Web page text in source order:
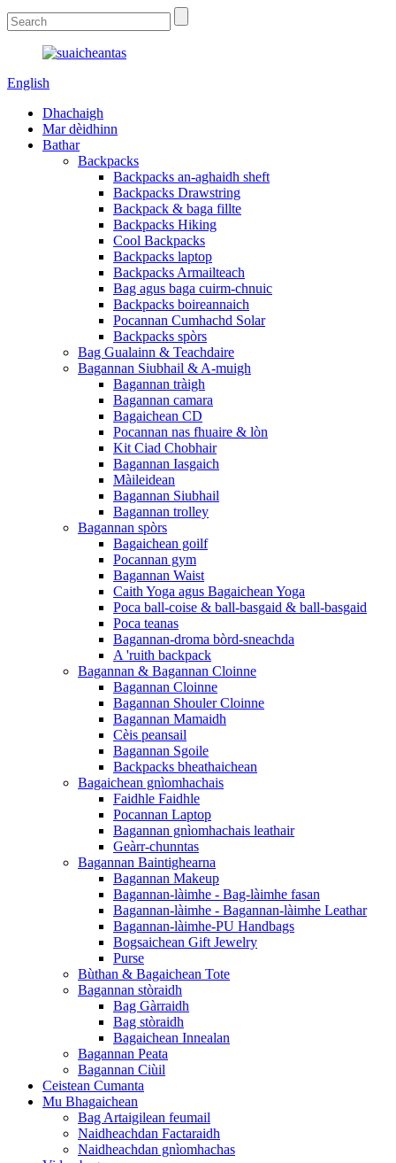
English
Dhachaigh
Mar dèidhinn
Bathar
Backpacks
Backpacks an-aghaidh sheft
Backpacks Drawstring
Backpack & baga fillte
Backpacks Hiking
Cool Backpacks
Backpacks laptop
Backpacks Armailteach
Bag agus baga cuirm-chnuic
Backpacks boireannaich
Pocannan Cumhachd Solar
Backpacks spòrs
Bag Gualainn & Teachdaire
Bagannan Siubhail & A-muigh
Bagannan tràigh
Bagannan camara
Bagaichean CD
Pocannan nas fhuaire & lòn
Kit Ciad Chobhair
Bagannan Iasgaich
Màileidean
Bagannan Siubhail
Bagannan trolley
Bagannan spòrs
Bagaichean goilf
Pocannan gym
Bagannan Waist
Caith Yoga agus Bagaichean Yoga
Poca ball-coise & ball-basgaid & ball-basgaid
Poca teanas
Bagannan-droma bòrd-sneachda
A 'ruith backpack
Bagannan & Bagannan Cloinne
Bagannan Cloinne
Bagannan Shouler Cloinne
Bagannan Mamaidh
Cèis peansail
Bagannan Sgoile
Backpacks bheathaichean
Bagaichean gnìomhachais
Faidhle Faidhle
Pocannan Laptop
Bagannan gnìomhachais leathair
Geàrr-chunntas
Bagannan Baintighearna
Bagannan Makeup
Bagannan-làimhe - Bag-làimhe fasan
Bagannan-làimhe - Bagannan-làimhe Leathar
Bagannan-làimhe-PU Handbags
Bogsaichean Gift Jewelry
Purse
Bùthan & Bagaichean Tote
Bagannan stòraidh
Bag Gàrraidh
Bag stòraidh
Bagaichean Innealan
Bagannan Peata
Bagannan Ciùil
Ceistean Cumanta
Mu Bhagaichean
Bag Artaigilean feumail
Naidheachdan Factaraidh
Naidheachdan gnìomhachas